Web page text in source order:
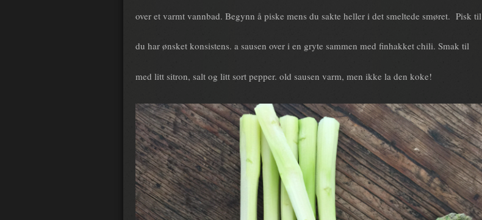
over et varmt vannbad. Begynn å piske mens du sakte heller i det smeltede smøret. Pisk til
du har ønsket konsistens. a sausen over i en gryte sammen med finhakket chili. Smak til
med litt sitron, salt og litt sort pepper. old sausen varm, men ikke la den koke!